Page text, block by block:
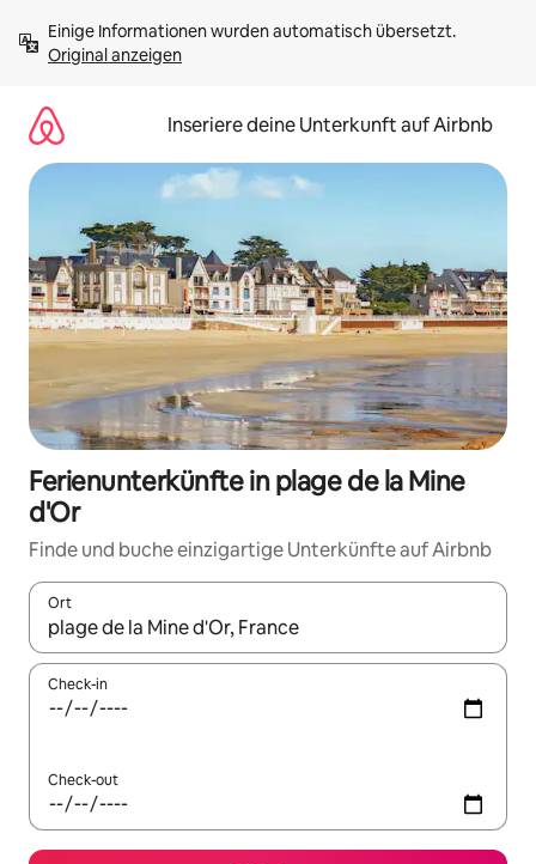
Inhalten
springenOriginal anzeigen
Inseriere deine Unterkunft auf Airbnb
Ferienunterkünfte in plage de la Mine
d'Or
Finde und buche einzigartige Unterkünfte auf Airbnb
Ort
Wenn Ergebnisse verfügbar sind, navigiere mit den
Check-in
Check-out